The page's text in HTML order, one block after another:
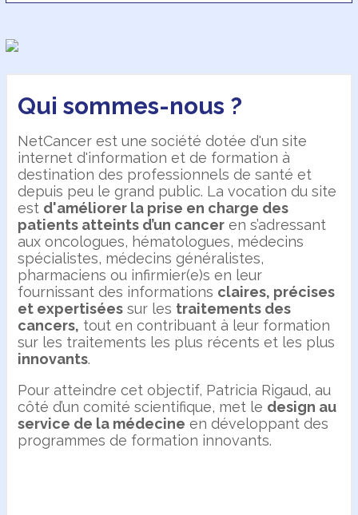
Qui sommes-nous ?
NetCancer est une société dotée d'un site
internet d'information et de formation à
destination des professionnels de santé et
depuis peu le grand public. La vocation du site
est d'améliorer la prise en charge des
patients atteints d’un cancer en s’adressant
aux oncologues, hématologues, médecins
spécialistes, médecins généralistes,
pharmaciens ou infirmier(e)s en leur
fournissant des informations claires, précises
et expertisées sur les traitements des
cancers, tout en contribuant à leur formation
sur les traitements les plus récents et les plus
innovants.
Pour atteindre cet objectif, Patricia Rigaud, au
côté d’un comité scientifique, met le design au
service de la médecine en développant des
programmes de formation innovants.